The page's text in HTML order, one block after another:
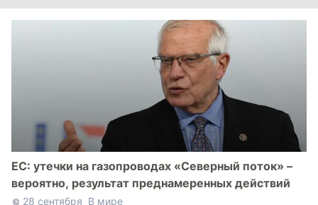
ЕС: утечки на газопроводах «Северный поток» –
вероятно, результат преднамеренных действий
28 сентября В мире